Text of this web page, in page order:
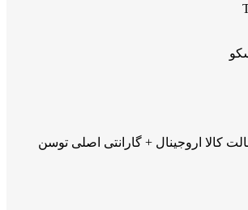
کالا اروجینال + گارانتی اصلی توسن